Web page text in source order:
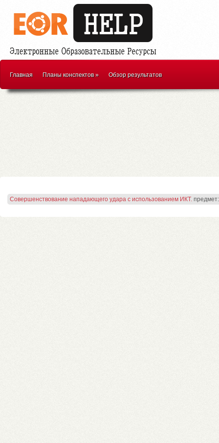
Главная Планы конспектов» Обзор результатов
Совершенствование нападающего удара с использованием ИКТ.